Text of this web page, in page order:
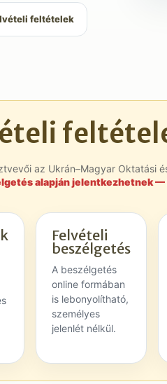
feltételek
az Ukrán–Magyar Oktatási
alapján jelentkezhetnek —
Felvételi
beszélgetés
A beszélgetés
online formában
is lebonyolítható,
személyes
jelenlét nélkül.